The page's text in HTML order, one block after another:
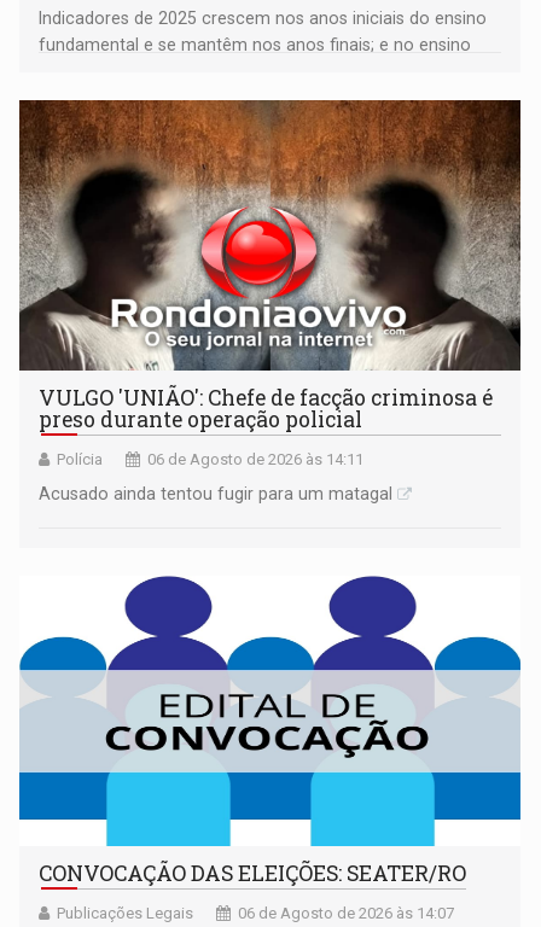
Indicadores de 2025 crescem nos anos iniciais do ensino
fundamental e se mantêm nos anos finais; e no ensino
VULGO 'UNIÃO': Chefe de facção criminosa é
preso durante operação policial
Polícia 06 de Agosto de 2026 às 14:11
Acusado ainda tentou fugir para um matagal
CONVOCAÇÃO DAS ELEIÇÕES: SEATER/RO
Publicações Legais 06 de Agosto de 2026 às 14:07